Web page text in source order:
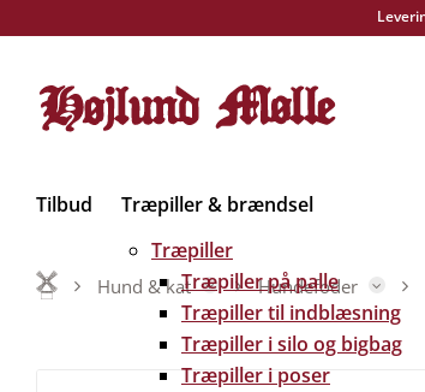
Tilbud
Træpiller & brændsel
Træpiller
Træpiller på palle
Træpiller til indblæsning
Træpiller i silo og bigbag
Træpiller i poser
Hund & kat Hundefoder